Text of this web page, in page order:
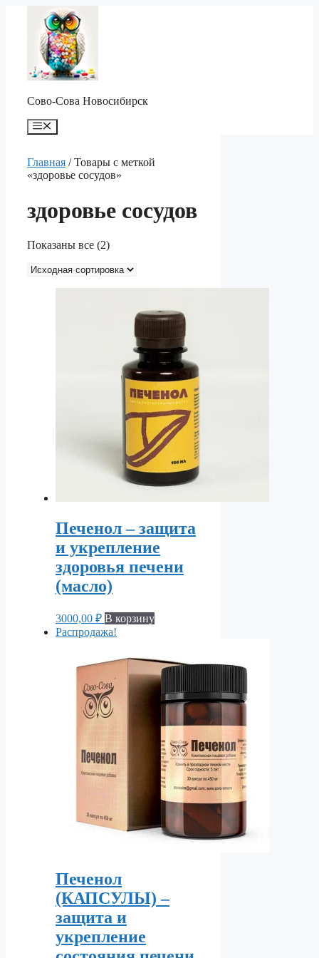
содержимому
Сово-Сова Новосибирск
Меню
Главная / Товары с меткой
«здоровье сосудов»
здоровье сосудов
Показаны все (2)
Печенол – защита
и укрепление
здоровья печени
(масло)
3000,00 ₽ В корзину
Распродажа!
Печенол
(КАПСУЛЫ) –
защита и
укрепление